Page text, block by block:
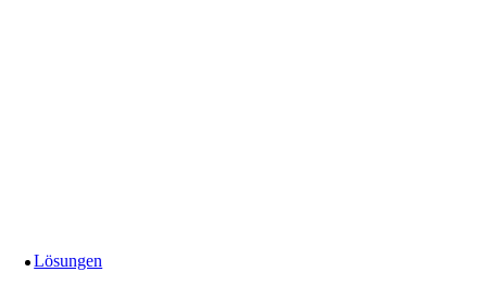
Lösungen